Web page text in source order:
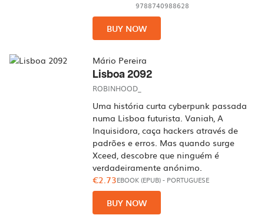
9788740988628
BUY NOW
Mário Pereira
Lisboa 2092
ROBINHOOD_
Uma história curta cyberpunk passada
numa Lisboa futurista. Vaniah, A
Inquisidora, caça hackers através de
padrões e erros. Mas quando surge
Xceed, descobre que ninguém é
verdadeiramente anónimo.
€2.73EBOOK (EPUB)- PORTUGUESE
BUY NOW